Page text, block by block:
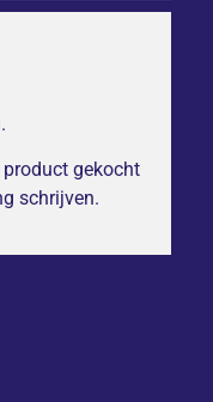
gekocht
schrijven.